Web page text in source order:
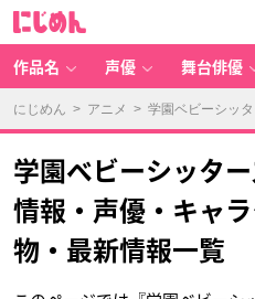
作品名 声優 舞台俳優
にじめん > アニメ > 学園ベビーシッ
学園ベビーシッタ
情報・声優・キャ
物・最新情報一覧